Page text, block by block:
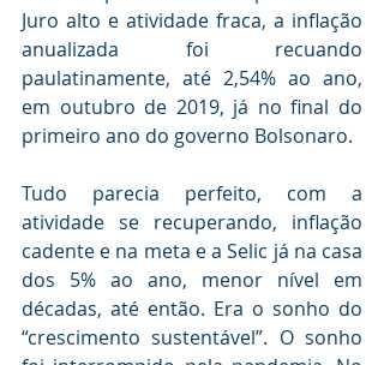
Juro alto e atividade fraca, a inflação
anualizada foi recuando
paulatinamente, até 2,54% ao ano,
em outubro de 2019, já no final do
primeiro ano do governo Bolsonaro.
Tudo parecia perfeito, com a
atividade se recuperando, inflação
cadente e na meta e a Selic já na casa
dos 5% ao ano, menor nível em
décadas, até então. Era o sonho do
“crescimento sustentável”. O sonho